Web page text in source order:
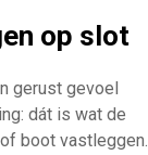
op slot
gerust gevoel
dát is wat de
boot vastleggen.